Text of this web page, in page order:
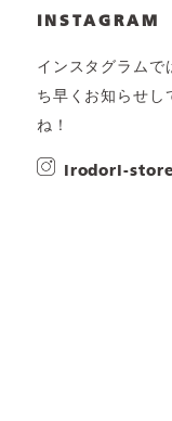
INSTAGRAM
インスタグラムで
ち早くお知らせし
ね！
irodori-store